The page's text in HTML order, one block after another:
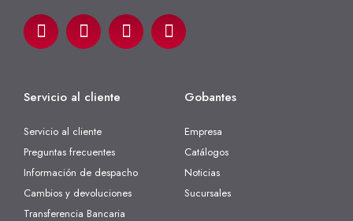
Servicio al cliente
Servicio al cliente
Preguntas frecuentes
Información de despacho
Cambios y devoluciones
Transferencia Bancaria
Gobantes
Empresa
Catálogos
Noticias
Sucursales